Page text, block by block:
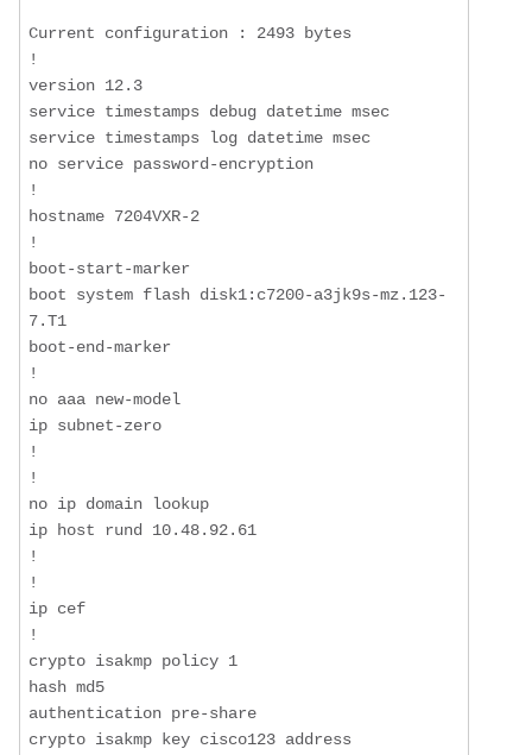
Current configuration : 2493 bytes
!
version 12.3
service timestamps debug datetime msec
service timestamps log datetime msec
no service password-encryption
!
hostname 7204VXR-2
!
boot-start-marker
boot system flash disk1:c7200-a3jk9s-mz.123-
7.T1
boot-end-marker
!
no aaa new-model
ip subnet-zero
!
!
no ip domain lookup
ip host rund 10.48.92.61
!
!
ip cef
!
crypto isakmp policy 1
hash md5
authentication pre-share
crypto isakmp key cisco123 address